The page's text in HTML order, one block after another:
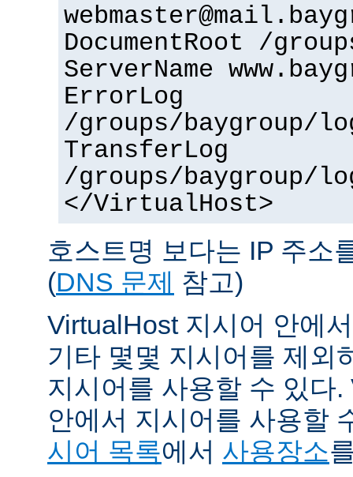
DocumentRoot /
ServerName
ErrorLog
/groups/baygroup/
TransferLog
/groups/baygroup/
</VirtualHost>
호스트명 보다는 IP 주소
(DNS 문제 참고)
VirtualHost 지시어 안에
기타 몇몇 지시어를 제외
지시어를 사용할 수 있다
안에서 지시어를 사용할
시어 목록에서 사용장소